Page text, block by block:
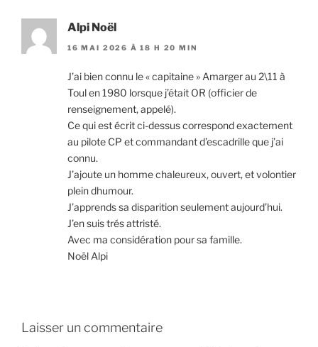
Alpi Noël
16 MAI 2026 À 18 H 20 MIN
J’ai bien connu le « capitaine » Amarger au 2\11 à
Toul en 1980 lorsque j’était OR (officier de
renseignement, appelé).
Ce qui est écrit ci-dessus correspond exactement
au pilote CP et commandant d’escadrille que j’ai
connu.
J’ajoute un homme chaleureux, ouvert, et volontier
plein dhumour.
J’apprends sa disparition seulement aujourd’hui.
J’en suis trés attristé.
Avec ma considération pour sa famille.
Noël Alpi
Laisser un commentaire